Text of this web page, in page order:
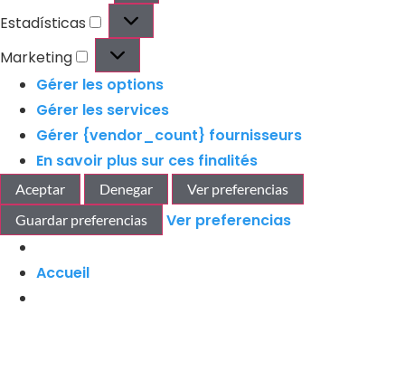
Estadísticas
Marketing
Gérer les options
Gérer les services
Gérer {vendor_count} fournisseurs
En savoir plus sur ces finalités
Aceptar Denegar
Ver preferencias
Guardar preferencias
Ver preferencias
Accueil